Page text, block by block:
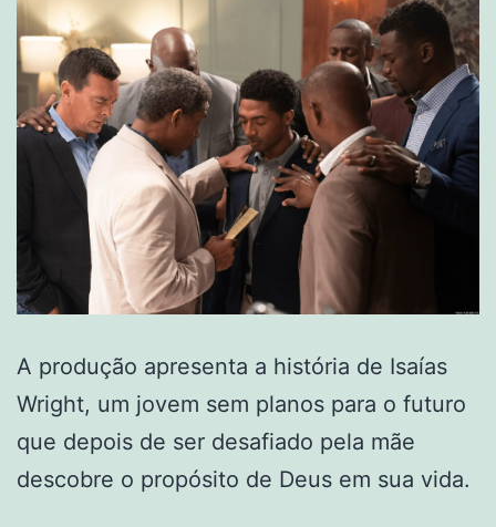
A produção apresenta a história de Isaías
Wright, um jovem sem planos para o futuro
que depois de ser desafiado pela mãe
descobre o propósito de Deus em sua vida.